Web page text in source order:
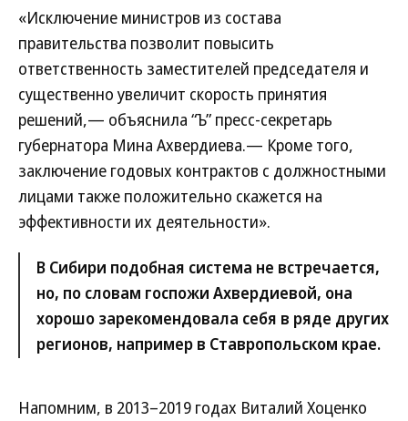
«Исключение министров из состава
правительства позволит повысить
ответственность заместителей председателя и
существенно увеличит скорость принятия
решений,— объяснила “Ъ” пресс-секретарь
губернатора Мина Ахвердиева.— Кроме того,
заключение годовых контрактов с должностными
лицами также положительно скажется на
эффективности их деятельности».
В Сибири подобная система не встречается,
но, по словам госпожи Ахвердиевой, она
хорошо зарекомендовала себя в ряде других
регионов, например в Ставропольском крае.
Напомним, в 2013–2019 годах Виталий Хоценко